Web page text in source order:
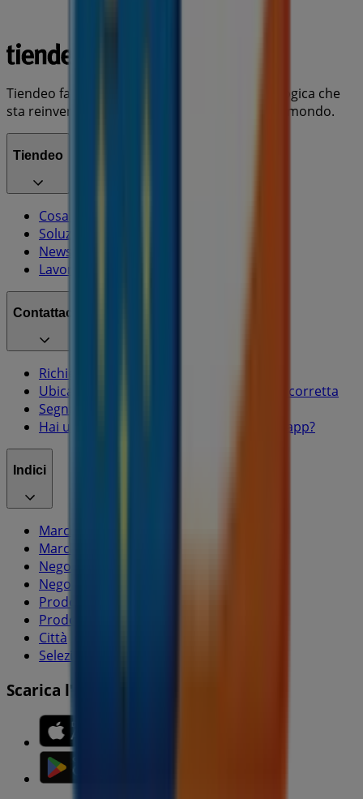
Tiendeo fa parte di Shopfully, l'azienda tecnologica che
sta reinventando lo shopping locale in tutto il mondo.
Tiendeo
Cosa facciamo
Soluzioni per le aziende
News e media
Lavora con noi
Contattaci
Richieste commerciali e di marketing
Ubicazione del negozio nella mappa non corretta
Segnalazione Volantino
Hai un malfunzionamento sul web o sull'app?
Indici
Marche
Marchi locali
Negozi
Negozi vicini
Prodotti
Prodotti locali
Città
Selezioni
Scarica l'APP Tiendeo